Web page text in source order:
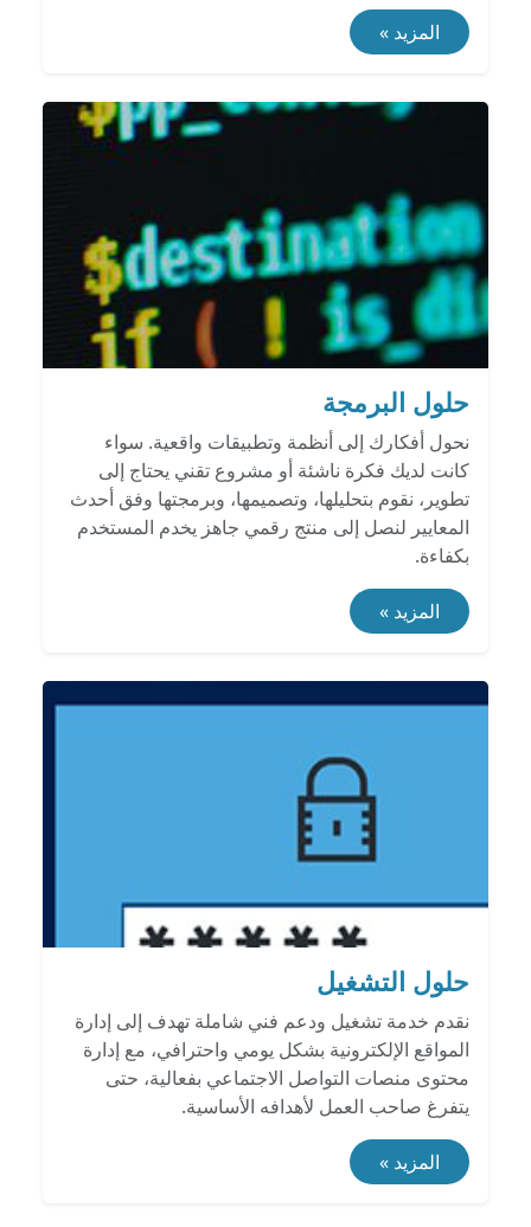
المزيد »
حلول البرمجة
نحول أفكارك إلى أنظمة وتطبيقات واقعية. سواء
كانت لديك فكرة ناشئة أو مشروع تقني يحتاج إلى
تطوير، نقوم بتحليلها، وتصميمها، وبرمجتها وفق أحدث
المعايير لنصل إلى منتج رقمي جاهز يخدم المستخدم
بكفاءة.
المزيد »
حلول التشغيل
نقدم خدمة تشغيل ودعم فني شاملة تهدف إلى إدارة
المواقع الإلكترونية بشكل يومي واحترافي، مع إدارة
محتوى منصات التواصل الاجتماعي بفعالية، حتى
يتفرغ صاحب العمل لأهدافه الأساسية.
المزيد »